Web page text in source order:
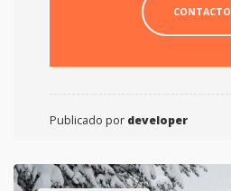
CONTACTO
Publicado por developer